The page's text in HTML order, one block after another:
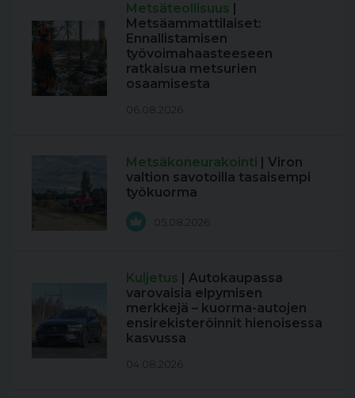
Metsäteollisuus |
Metsäammattilaiset:
Ennallistamisen
työvoimahaasteeseen
ratkaisua metsurien
osaamisesta
06.08.2026
Metsäkoneurakointi | Viron
valtion savotoilla tasaisempi
työkuorma
05.08.2026
Kuljetus | Autokaupassa
varovaisia elpymisen
merkkejä – kuorma-autojen
ensirekisteröinnit hienoisessa
kasvussa
04.08.2026